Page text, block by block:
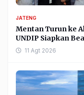
JATENG
Mentan Turun ke
UNDIP Siapkan
11 Agt 2026